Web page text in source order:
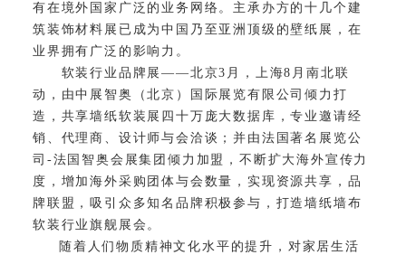
有在境外国家广泛的业务网络。主承办方的十几个建
筑装饰材料展已成为中国乃至亚洲顶级的壁纸展，在
业界拥有广泛的影响力。
软装行业品牌展——北京3月，上海8月南北联
动，由中展智奥（北京）国际展览有限公司倾力打
造，共享墙纸软装展四十万庞大数据库，专业邀请经
销、代理商、设计师与会洽谈；并由法国著名展览公
司-法国智奥会展集团倾力加盟，不断扩大海外宣传力
度，增加海外采购团体与会数量，实现资源共享，品
牌联盟，吸引众多知名品牌积极参与，打造墙纸墙布
软装行业旗舰展会。
随着人们物质精神文化水平的提升，对家居生活